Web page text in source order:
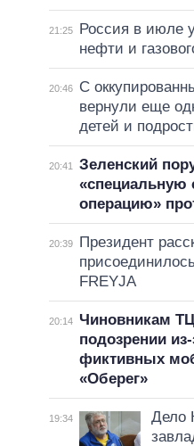
21:25
Россия в июле
нефти и
20:46
С
вернули еще
детей и
20:41
Зеленский
«специальную
операцию»
20:39
Президент
FREYJA
20:14
Чиновникам
подозрении
фиктивных
«Оберег»
19:34
Дело